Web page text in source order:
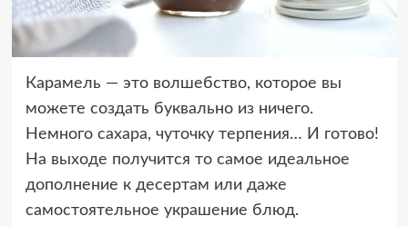
Карамель — это волшебство, которое вы
можете создать буквально из ничего.
Немного сахара, чуточку терпения… И готово!
На выходе получится то самое идеальное
дополнение к десертам или даже
самостоятельное украшение блюд.